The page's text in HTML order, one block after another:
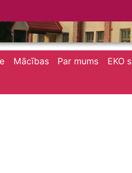
Mācības Par mums EKO